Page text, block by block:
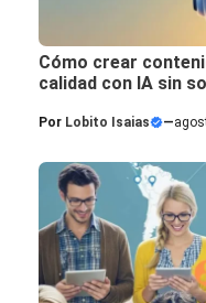
Cómo crear
calidad con IA sin
Por Lobito Isaias —